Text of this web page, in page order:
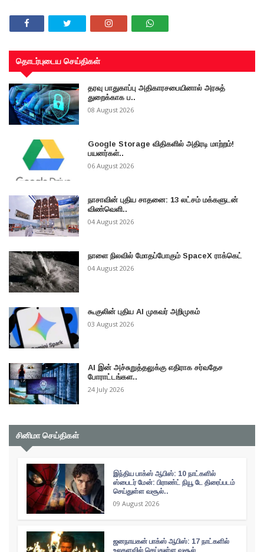
தொடர்புடைய செய்திகள்
தரவு பாதுகாப்பு அதிகாரசபையினால் அரசுத்
துறைக்காக ப..
08 August 2026
Google Storage விதிகளில் அதிரடி மாற்றம்!
பயனர்கள்..
06 August 2026
நாசாவின் புதிய சாதனை: 13 லட்சம் மக்களுடன்
விண்வெளி..
04 August 2026
நாளை நிலவில் மோதப்போகும் SpaceX ராக்கெட்
04 August 2026
கூகுலின் புதிய AI முகவர் அறிமுகம்
03 August 2026
AI இன் அச்சுறுத்தலுக்கு எதிராக சர்வதேச
போராட்டங்கள..
24 July 2026
சினிமா செய்திகள்
இந்திய பாக்ஸ் ஆபிஸ்: 10 நாட்களில்
ஸ்பைடர் மேன்: பிராண்ட் நியூ டே திரைப்படம்
செய்துள்ள வசூல்..
09 August 2026
ஜனநாயகன் பாக்ஸ் ஆபிஸ்: 17 நாட்களில்
உலகளவில் செய்துள்ள வசூல்